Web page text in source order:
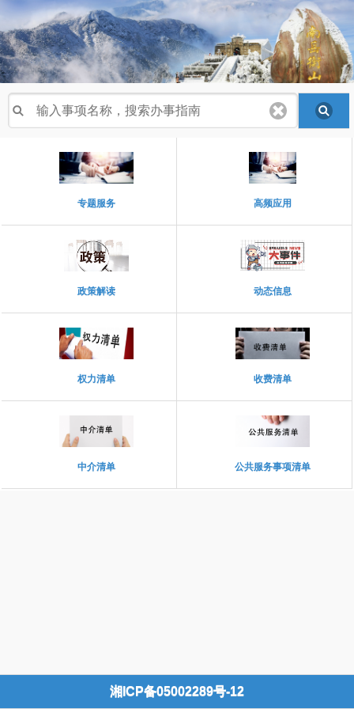
湘ICP备05002289号-12
专题服务 高频应用
政策解读 动态信息
权力清单 收费清单
中介清单 公共服务事项清单